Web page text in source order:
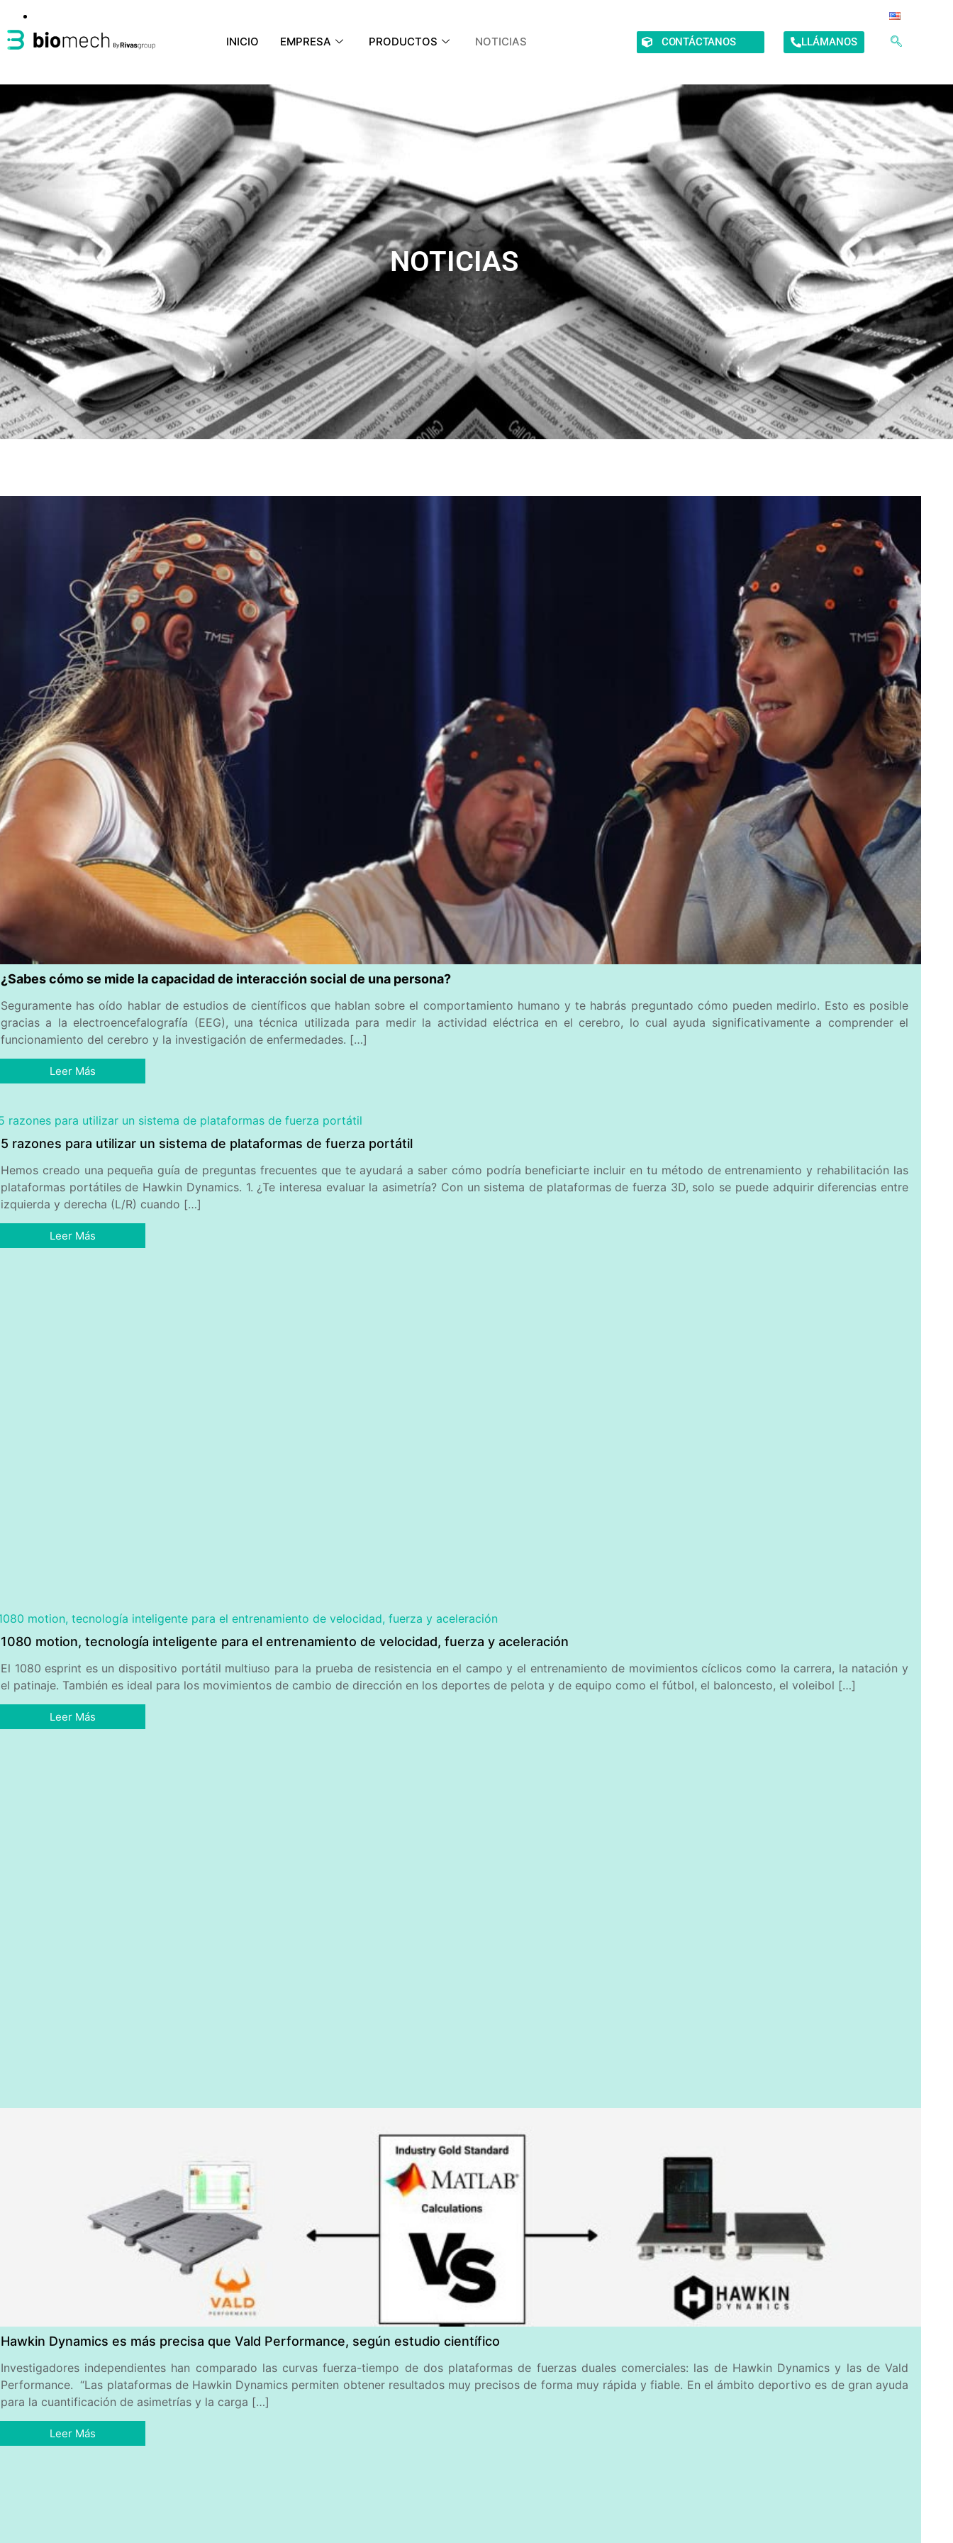
INICIO EMPRESA PRODUCTOS NOTICIAS CONTÁCTANOS LLÁMANOS
NOTICIAS
¿Sabes cómo se mide la capacidad de interacción social de una persona?
Seguramente has oído hablar de estudios de científicos que hablan sobre el comportamiento humano y te habrás preguntado cómo pueden medirlo. Esto es posible
gracias a la electroencefalografía (EEG), una técnica utilizada para medir la actividad eléctrica en el cerebro, lo cual ayuda significativamente a comprender el
funcionamiento del cerebro y la investigación de enfermedades. […]
Leer Más
5 razones para utilizar un sistema de plataformas de fuerza portátil
Hemos creado una pequeña guía de preguntas frecuentes que te ayudará a saber cómo podría beneficiarte incluir en tu método de entrenamiento y rehabilitación las
plataformas portátiles de Hawkin Dynamics. 1. ¿Te interesa evaluar la asimetría? Con un sistema de plataformas de fuerza 3D, solo se puede adquirir diferencias entre
izquierda y derecha (L/R) cuando […]
Leer Más
1080 motion, tecnología inteligente para el entrenamiento de velocidad, fuerza y aceleración
El 1080 esprint es un dispositivo portátil multiuso para la prueba de resistencia en el campo y el entrenamiento de movimientos cíclicos como la carrera, la natación y
el patinaje. También es ideal para los movimientos de cambio de dirección en los deportes de pelota y de equipo como el fútbol, el baloncesto, el voleibol […]
Leer Más
Hawkin Dynamics es más precisa que Vald Performance, según estudio científico
Investigadores independientes han comparado las curvas fuerza-tiempo de dos plataformas de fuerzas duales comerciales: las de Hawkin Dynamics y las de Vald
Performance. “Las plataformas de Hawkin Dynamics permiten obtener resultados muy precisos de forma muy rápida y fiable. En el ámbito deportivo es de gran ayuda
para la cuantificación de asimetrías y la carga […]
Leer Más